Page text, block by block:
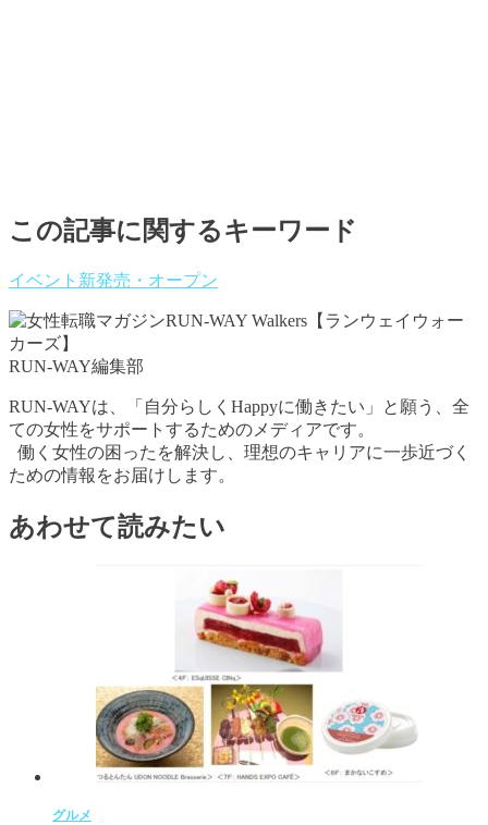
この記事に関するキーワード
イベント 新発売・オープン
RUN-WAY編集部
RUN-WAYは、「自分らしくHappyに働きたい」と願う、全
ての女性をサポートするためのメディアです。
働く女性の困ったを解決し、理想のキャリアに一歩近づく
ための情報をお届けします。
あわせて読みたい
グルメ